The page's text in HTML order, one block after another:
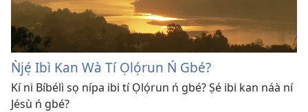
Ǹjẹ́ Ibì Kan Wà Tí Ọlọ́run Ń Gbé?
Kí ni Bíbélì sọ nípa ibi tí Ọlọ́run ń gbé? Ṣé ibi kan náà ní
Jésù ń gbé?